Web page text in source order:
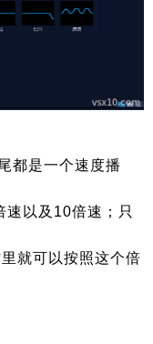
都是一个速度播
以及10倍速；只
就可以按照这个倍